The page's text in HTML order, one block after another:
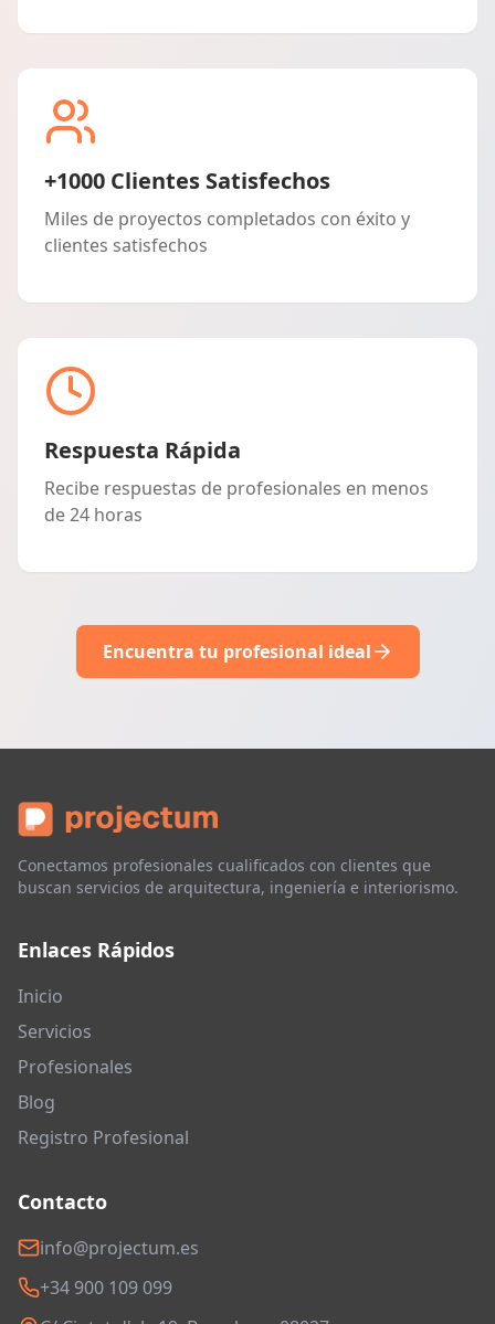
+1000 Clientes Satisfechos
Miles de proyectos completados con éxito y
clientes satisfechos
Respuesta Rápida
Recibe respuestas de profesionales en menos
de 24 horas
Encuentra tu profesional ideal
Conectamos profesionales cualificados con clientes que
buscan servicios de arquitectura, ingeniería e interiorismo.
Enlaces Rápidos
Inicio
Servicios
Profesionales
Blog
Registro Profesional
Contacto
info@projectum.es
+34 900 109 099